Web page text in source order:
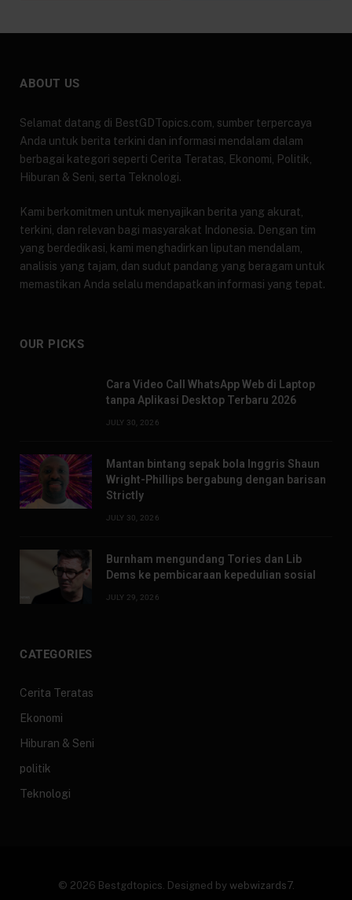
ABOUT US
Selamat datang di BestGDTopics.com, sumber terpercaya
Anda untuk berita terkini dan informasi mendalam dalam
berbagai kategori seperti Cerita Teratas, Ekonomi, Politik,
Hiburan & Seni, serta Teknologi.
Kami berkomitmen untuk menyajikan berita yang akurat,
terkini, dan relevan bagi masyarakat Indonesia. Dengan tim
yang berdedikasi, kami menghadirkan liputan mendalam,
analisis yang tajam, dan sudut pandang yang beragam untuk
memastikan Anda selalu mendapatkan informasi yang tepat.
OUR PICKS
Cara Video Call WhatsApp Web di Laptop
tanpa Aplikasi Desktop Terbaru 2026
JULY 30, 2026
Mantan bintang sepak bola Inggris Shaun
Wright-Phillips bergabung dengan barisan
Strictly
JULY 30, 2026
Burnham mengundang Tories dan Lib
Dems ke pembicaraan kepedulian sosial
JULY 29, 2026
CATEGORIES
Cerita Teratas
Ekonomi
Hiburan & Seni
politik
Teknologi
© 2026 Bestgdtopics. Designed by webwizards7.